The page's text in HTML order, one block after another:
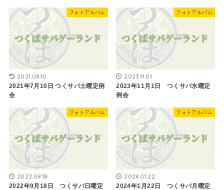
フォトアルバム
2021.08.10
2021年7月10日 つくサバ土曜定例
会
フォトアルバム
2023.11.01
2023年11月1日 つくサバ水曜定
例会
フォトアルバム
2022.09.18
2022年9月18日 つくサバ日曜定
フォトアルバム
2024.01.22
2024年1月22日 つくサバ月曜定